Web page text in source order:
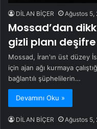
DİLAN BİÇER Ağustos 5,
Mossad’dan
gizli planı
Mossad, İran'ın üst düzey
için ajan ağı kurmaya
bağlantılı şüphelilerin…
Devamını Oku »
DİLAN BİÇER Ağustos 5,